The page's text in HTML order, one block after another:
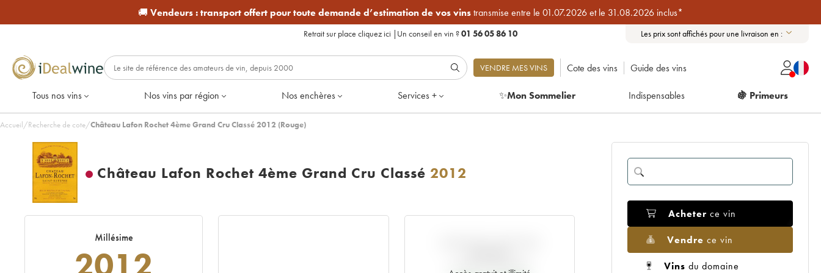
🚚 Vendeurs :transport offert pour toute demande d’estimation de vos vinstransmise entre le 01.07.2026 et le 31.08.2026 inclus*
Retrait sur place cliquez ici | Un conseil en vin ?01 56 05 86 10 Les prix sont affichés pour une livraison en :
VENDRE MES VINS Cote des vins Guide des vins
Tous nos vins Nos vins par région Nos enchères Services + ✨Mon Sommelier Indispensables 🍇 Primeurs
Accueil/Recherche de cote/Château Lafon Rochet 4ème Grand Cru Classé 2012 (Rouge)
Château Lafon Rochet 4ème Grand Cru Classé 2012
Millésime
Acheter ce vin
Vendre ce vin
Vins du domaine